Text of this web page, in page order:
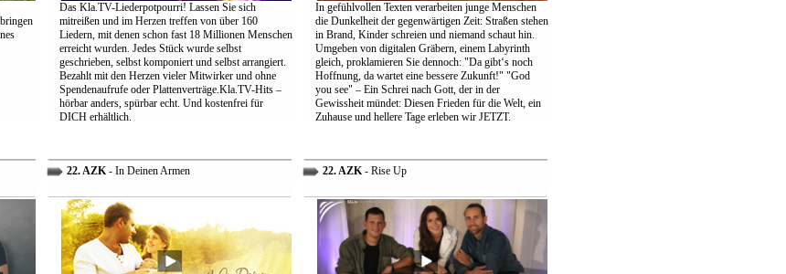
Das Kla.TV-Liederpotpourri! Lassen Sie sich
mitreißen und im Herzen treffen von über 160
Liedern, mit denen schon fast 18 Millionen Menschen
erreicht wurden. Jedes Stück wurde selbst
geschrieben, selbst komponiert und selbst arrangiert.
Bezahlt mit den Herzen vieler Mitwirker und ohne
Spendenaufrufe oder Plattenverträge.Kla.TV-Hits –
hörbar anders, spürbar echt. Und kostenfrei für
DICH erhältlich.
In gefühlvollen Texten verarbeiten junge Menschen
die Dunkelheit der gegenwärtigen Zeit: Straßen stehen
in Brand, Kinder schreien und niemand schaut hin.
Umgeben von digitalen Gräbern, einem Labyrinth
gleich, proklamieren Sie dennoch: "Da gibt‘s noch
Hoffnung, da wartet eine bessere Zukunft!" "God
you see" – Ein Schrei nach Gott, der in der
Gewissheit mündet: Diesen Frieden für die Welt, ein
Zuhause und hellere Tage erleben wir JETZT.
22. AZK- In Deinen Armen 22. AZK- Rise Up